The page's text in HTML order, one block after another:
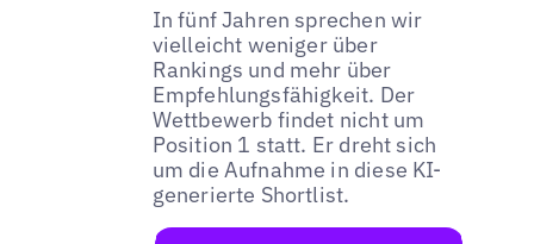
In fünf Jahren sprechen wir
vielleicht weniger über
Rankings und mehr über
Empfehlungsfähigkeit. Der
Wettbewerb findet nicht um
Position 1 statt. Er dreht sich
um die Aufnahme in diese KI-
generierte Shortlist.